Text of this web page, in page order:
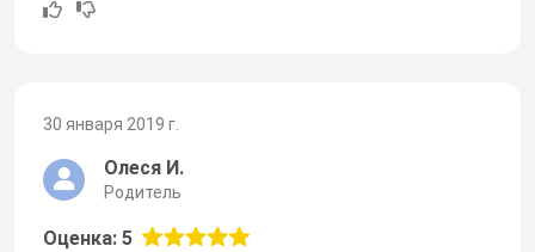
30 января 2019 г.
Олеся И.
Родитель
Оценка: 5